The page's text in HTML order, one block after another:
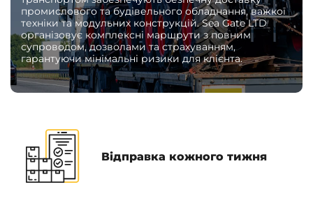
промислового та будівельного обладнання, важкої
техніки та модульних конструкцій. Sea Gate LTD
організовує комплексні маршрути з повним
супроводом, дозволами та страхуванням,
гарантуючи мінімальні ризики для клієнта.
Відправка кожного тижня